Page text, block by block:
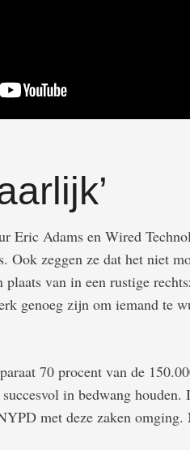
Eric Adams en Wired
zeggen ze dat het niet
van in een rustige
genoeg zijn om iemand te
70 procent van de
in bedwang
met deze zaken